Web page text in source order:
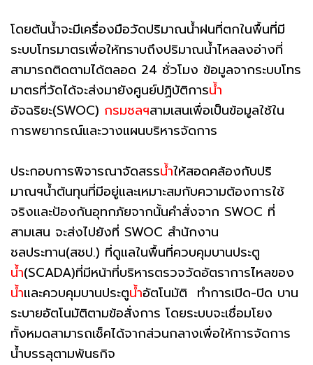
โดยต้นน้ำจะมีเครื่องมือวัดปริมาณน้ำฝนที่ตกในพื้นที่มี
ระบบโทรมาตรเพื่อให้ทราบถึงปริมาณน้ำไหลลงอ่างที่
สามารถติดตามได้ตลอด 24 ชั่วโมง ข้อมูลจากระบบโทร
มาตรที่วัดได้จะส่งมายังศูนย์ปฏิบัติการน้ำ
อัจฉริยะ(SWOC) กรมชลฯสามเสนเพื่อเป็นข้อมูลใช้ใน
การพยากรณ์และวางแผนบริหารจัดการ
ประกอบการพิจารณาจัดสรรน้ำให้สอดคล้องกับปริ
มาณฯน้ำต้นทุนที่มีอยู่และเหมาะสมกับความต้องการใช้
จริงและป้องกันอุทกภัยจากนั้นคำสั่งจาก SWOC ที่
สามเสน จะส่งไปยังที่ SWOC สำนักงาน
ชลประทาน(สชป.) ที่ดูแลในพื้นที่ควบคุมบานประตู
น้ำ(SCADA)ที่มีหน้าที่บริหารตรวจวัดอัตราการไหลของ
น้ำและควบคุมบานประตูน้ำอัตโนมัติ ทำการเปิด-ปิด บาน
ระบายอัตโนมัติตามข้อสั่งการ โดยระบบจะเชื่อมโยง
ทั้งหมดสามารถเช็คได้จากส่วนกลางเพื่อให้การจัดการ
น้ำบรรลุตามพันธกิจ